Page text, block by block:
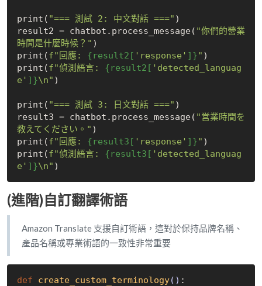
print( "=== 測試 2: 中文對話 ===" )
result2 = chatbot.process_message( "你們的營業
時間是什麼時候？" )
print(f"回應: {result2[ 'response' ]}" )
print(f"偵測語言: {result2[ 'detected_languag
e' ]}\n" )
print( "=== 測試 3: 日文對話 ===" )
result3 = chatbot.process_message( "営業時間を
教えてください。" )
print(f"回應: {result3[ 'response' ]}" )
print(f"偵測語言: {result3[ 'detected_languag
e' ]}\n"
(進階)自訂翻譯術語
Amazon Translate 支援自訂術語，這對於保持品牌名稱、
產品名稱或專業術語的一致性非常重要
def create_custom_terminology() :